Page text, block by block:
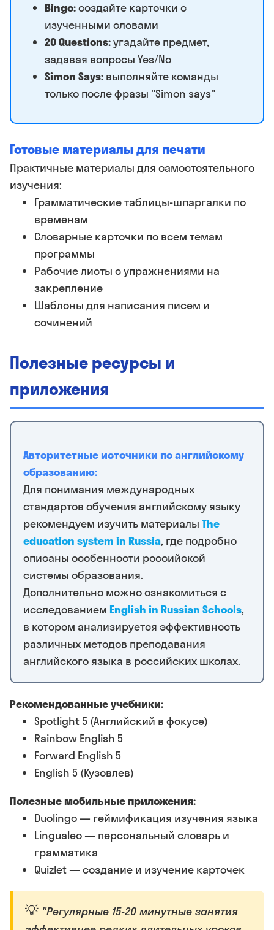
Bingo:создайте карточки с
изученными словами
20 Questions:угадайте предмет,
задавая вопросы Yes/No
Simon Says: выполняйте команды
только после фразы "Simon says"
Готовые материалы для печати
Практичные материалы для самостоятельного
изучения:
Грамматические таблицы-шпаргалки по
временам
Словарные карточки по всем темам
программы
Рабочие листы с упражнениями на
закрепление
Шаблоны для написания писем и
сочинений
Полезные ресурсы и
приложения
Авторитетные источники по английскому
образованию:
Для понимания международных
стандартов обучения английскому языку
рекомендуем изучить материалы The
education system in Russia, где подробно
описаны особенности российской
системы образования.
Дополнительно можно ознакомиться с
исследованием English in Russian Schools,
в котором анализируется эффективность
различных методов преподавания
английского языка в российских школах.
Рекомендованные учебники:
Spotlight 5 (Английский в фокусе)
Rainbow English 5
Forward English 5
English 5 (Кузовлев)
Полезные мобильные приложения:
Duolingo — геймификация изучения языка
Lingualeo — персональный словарь и
грамматика
Quizlet — создание и изучение карточек
"Регулярные 15-20 минутные занятия